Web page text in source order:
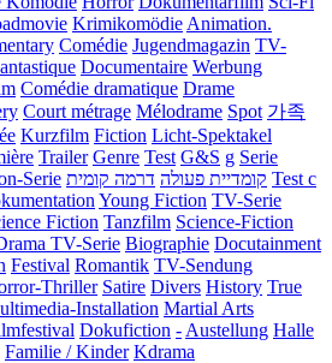
Krimikomödie Animation.
Comédie Jugendmagazin TV-
Documentaire Werbung
Comédie dramatique Drame
Court métrage Mélodrame Spot 가족
Kurzfilm Fiction Licht-Spektakel
Trailer Genre Test G&S g Serie
Serie קומדיית פעולה דרמה קומית
Test c
Young Fiction TV-Serie
Fiction Tanzfilm Science-Fiction
TV-Serie Biographie Docutainment
Festival Romantik TV-Sendung
Thriller Satire Divers History True
Installation Martial Arts
Dokufiction - Austellung Halle
Familie / Kinder Kdrama